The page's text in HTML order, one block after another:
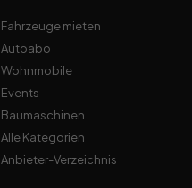
Fahrzeuge mieten
Autoabo
Wohnmobile
Events
Baumaschinen
Alle Kategorien
Anbieter-Verzeichnis